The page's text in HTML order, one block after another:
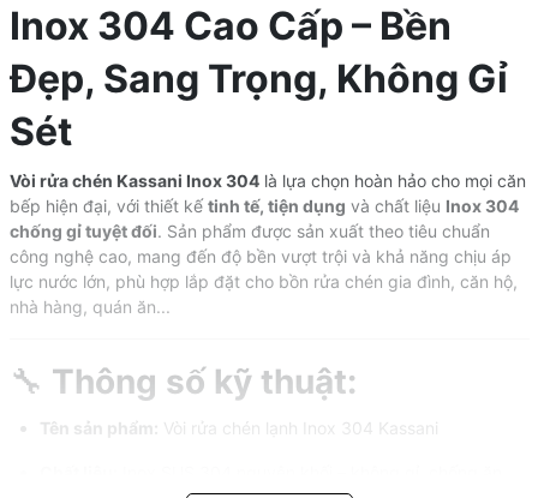
Inox 304 Cao Cấp – Bền
Đẹp, Sang Trọng, Không Gỉ
Sét
Vòi rửa chén Kassani Inox 304là lựa chọn hoàn hảo cho mọi căn
bếp hiện đại, với thiết kếtinh tế, tiện dụng và chất liệu Inox 304
chống gỉ tuyệt đối. Sản phẩm được sản xuất theo tiêu chuẩn
công nghệ cao, mang đến độ bền vượt trội và khả năng chịu áp
lực nước lớn, phù hợp lắp đặt cho bồn rửa chén gia đình, căn hộ,
nhà hàng, quán ăn...
🔧 Thông số kỹ thuật:
Tên sản phẩm: Vòi rửa chén lạnh Inox 304 Kassani